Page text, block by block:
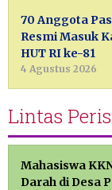
70 Anggota
Resmi Masuk
HUT RI ke-81
4 Agustus 2026
Lintas
Mahasiswa
Darah di Desa